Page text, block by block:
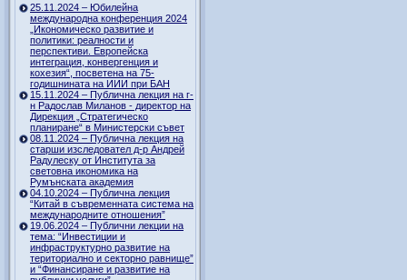
25.11.2024 – Юбилейна
международна конференция 2024
„Икономическо развитие и
политики: реалности и
перспективи. Европейска
интеграция, конвергенция и
кохезия“, посветена на 75-
годишнината на ИИИ при БАН
15.11.2024 – Публична лекция на г-
н Радослав Миланов - директор на
Дирекция „Стратегическо
планиране“ в Министерски съвет
08.11.2024 – Публична лекция на
старши изследовател д-р Андрей
Радулеску от Института за
световна икономика на
Румънската академия
04.10.2024 – Публична лекция
“Китай в съвременната система на
международните отношения”
19.06.2024 – Публични лекции на
тема: “Инвестиции и
инфраструктурно развитие на
териториално и секторно равнище”
и “Финансиране и развитие на